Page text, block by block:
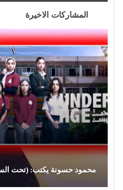
المشاركات الاخيرة
محمود حسونة يكتب: (تحت